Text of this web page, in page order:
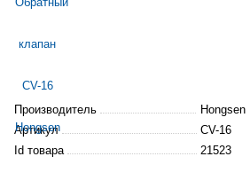
Производитель
Hongsen
Артикул
CV-16
Id товара
21523